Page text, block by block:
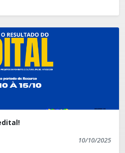
Operacional (Limpeza
– PROESAM
de Assistência
10/10/2025